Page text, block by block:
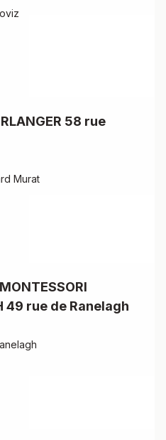
58 rue
Murat
49 rue de Ranelagh